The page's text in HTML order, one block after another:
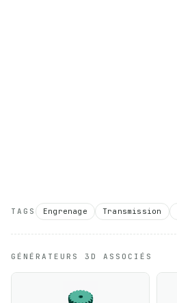
TAGS Engrenage Transmission
GÉNÉRATEURS 3D ASSOCIÉS